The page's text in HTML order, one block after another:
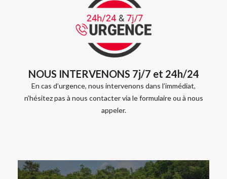
NOUS INTERVENONS 7j/7 et 24h/24
En cas d’urgence, nous intervenons dans l’immédiat,
n’hésitez pas à nous contacter via le formulaire ou à nous
appeler.